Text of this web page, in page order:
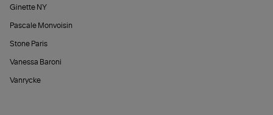
Ginette NY
Pascale Monvoisin
Stone Paris
Vanessa Baroni
Vanrycke